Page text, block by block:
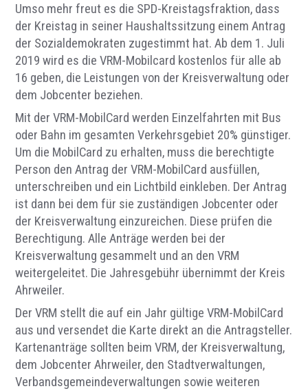
Umso mehr freut es die SPD-Kreistagsfraktion, dass
der Kreistag in seiner Haushaltssitzung einem Antrag
der Sozialdemokraten zugestimmt hat. Ab dem 1. Juli
2019 wird es die VRM-Mobilcard kostenlos für alle ab
16 geben, die Leistungen von der Kreisverwaltung oder
dem Jobcenter beziehen.
Mit der VRM-MobilCard werden Einzelfahrten mit Bus
oder Bahn im gesamten Verkehrsgebiet 20% günstiger.
Um die MobilCard zu erhalten, muss die berechtigte
Person den Antrag der VRM-MobilCard ausfüllen,
unterschreiben und ein Lichtbild einkleben. Der Antrag
ist dann bei dem für sie zuständigen Jobcenter oder
der Kreisverwaltung einzureichen. Diese prüfen die
Berechtigung. Alle Anträge werden bei der
Kreisverwaltung gesammelt und an den VRM
weitergeleitet. Die Jahresgebühr übernimmt der Kreis
Ahrweiler.
Der VRM stellt die auf ein Jahr gültige VRM-MobilCard
aus und versendet die Karte direkt an die Antragsteller.
Kartenanträge sollten beim VRM, der Kreisverwaltung,
dem Jobcenter Ahrweiler, den Stadtverwaltungen,
Verbandsgemeindeverwaltungen sowie weiteren